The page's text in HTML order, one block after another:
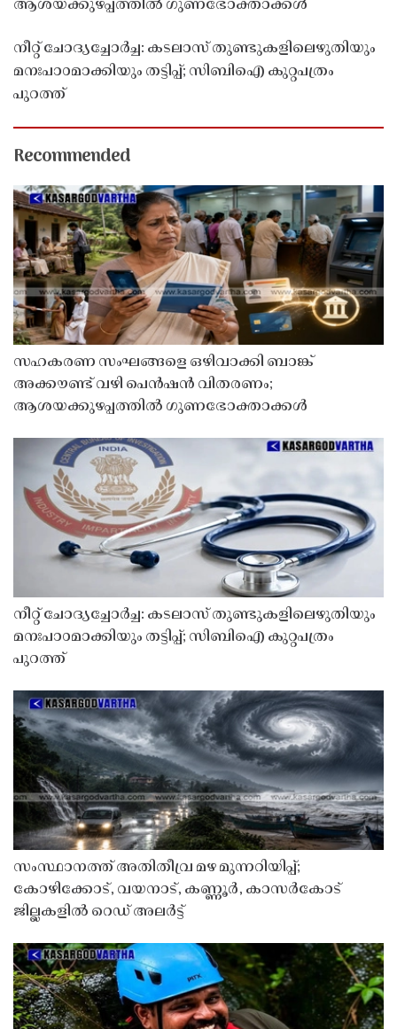
ആശയക്കുഴപ്പത്തിൽ ഗുണഭോക്താക്കൾ
നീറ്റ് ചോദ്യച്ചോർച്ച: കടലാസ് തുണ്ടുകളിലെഴുതിയും
മനഃപാഠമാക്കിയും തട്ടിപ്പ്; സിബിഐ കുറ്റപത്രം
പുറത്ത്
Recommended
സഹകരണ സംഘങ്ങളെ ഒഴിവാക്കി ബാങ്ക്
അക്കൗണ്ട് വഴി പെൻഷൻ വിതരണം;
ആശയക്കുഴപ്പത്തിൽ ഗുണഭോക്താക്കൾ
നീറ്റ് ചോദ്യച്ചോർച്ച: കടലാസ് തുണ്ടുകളിലെഴുതിയും
മനഃപാഠമാക്കിയും തട്ടിപ്പ്; സിബിഐ കുറ്റപത്രം
പുറത്ത്
സംസ്ഥാനത്ത് അതിതീവ്ര മഴ മുന്നറിയിപ്പ്;
കോഴിക്കോട്, വയനാട്, കണ്ണൂർ, കാസർകോട്
ജില്ലകളിൽ റെഡ് അലർട്ട്